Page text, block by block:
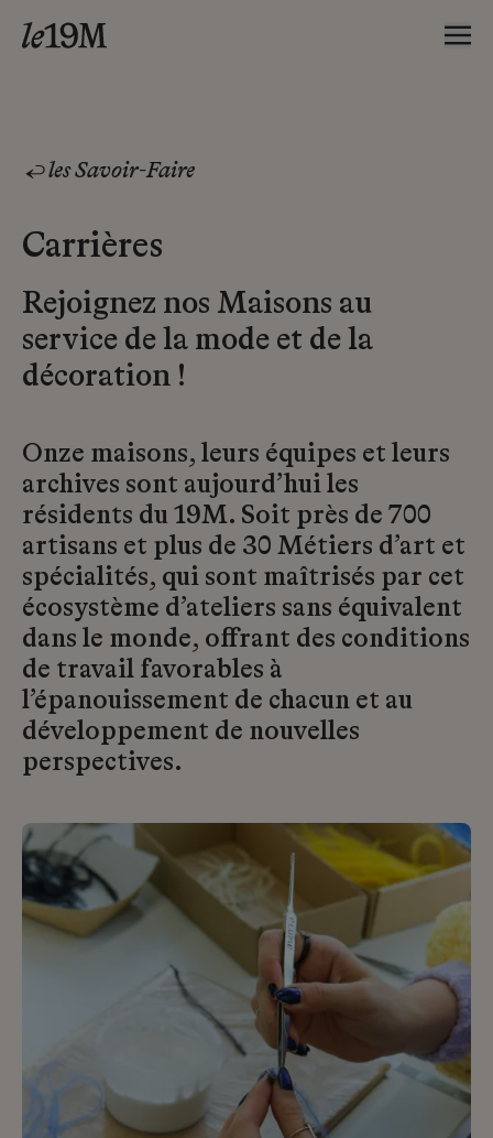
les Savoir-Faire
Carrières
Rejoignez nos Maisons au
service de la mode et de la
décoration !
Onze maisons, leurs équipes et leurs
archives sont aujourd’hui les
résidents du 19M. Soit près de 700
artisans et plus de 30 Métiers d’art et
spécialités, qui sont maîtrisés par cet
écosystème d’ateliers sans équivalent
dans le monde, offrant des conditions
de travail favorables à
l’épanouissement de chacun et au
développement de nouvelles
perspectives.